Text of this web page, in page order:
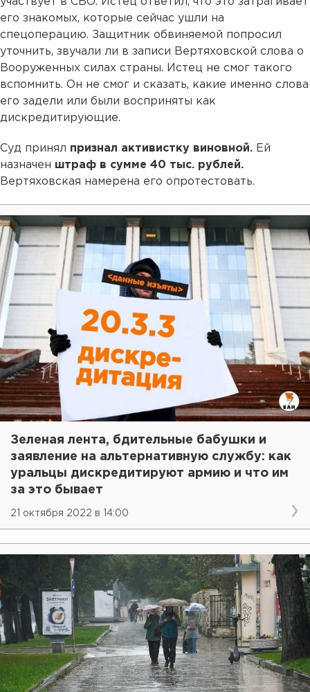
его знакомых, которые сейчас ушли на
спецоперацию. Защитник обвиняемой попросил
уточнить, звучали ли в записи Вертяховской слова о
Вооруженных силах страны. Истец не смог такого
вспомнить. Он не смог и сказать, какие именно слова
его задели или были восприняты как
дискредитирующие.
Суд принял признал активистку виновной. Ей
назначен штраф в сумме 40 тыс. рублей.
Вертяховская намерена его опротестовать.
Зеленая лента, бдительные бабушки и
заявление на альтернативную службу: как
уральцы дискредитируют армию и что им
за это бывает
21 октября 2022 в 14:00